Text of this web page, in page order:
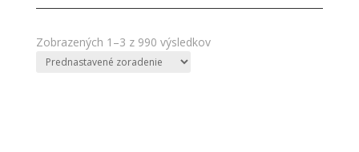
Zobrazených 1–3 z 990 výsledkov